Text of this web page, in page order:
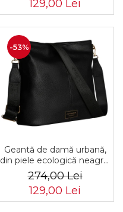
129,00 Lei
-53%
Geantă de damă urbană,
din piele ecologică neagră,
cu curea reglabilă -
Peterson PTR-PTN JK6-
06-6642
274,00 Lei
129,00 Lei